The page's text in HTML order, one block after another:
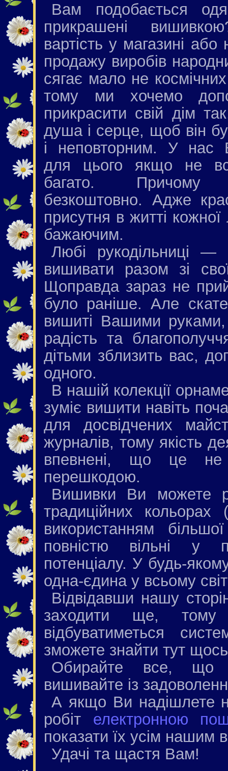
Вам подобається
прикрашені
вартість у магазині
продажу виробів
сягає мало не
тому ми хочемо
прикрасити свій дім
душа і серце, щоб він
і неповторним. У нас
для цього якщо не
багато. Причому
безкоштовно. Адже
присутня в житті
бажаючим.
Любі рукодільниці
вишивати разом зі
Щоправда зараз не
було раніше. Але
вишиті Вашими
радість та
дітьми зблизить вас,
одного.
В нашій колекції
зуміє вишити навіть
для досвідчених
журналів, тому якість
впевнені, що це
перешкодою.
Вишивки Ви можете
традиційних
використанням
повністю вільні у
потенціалу. У будь-
одна-єдина у всьому
Відвідавши нашу
заходити ще, тому
відбуватиметься
зможете знайти тут
Обирайте все, що
вишивайте із
А якщо Ви надішлете
робіт електронною
показати їх усім нашим
Удачі та щастя Вам!